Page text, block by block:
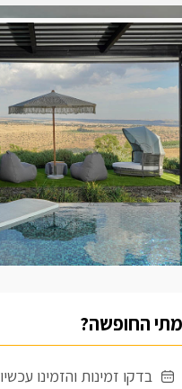
החופשה?
בדקו זמינות והזמינו עכשיו